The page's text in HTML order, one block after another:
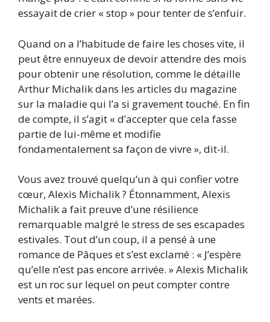
essayait de crier « stop » pour tenter de s’enfuir.
Quand on a l’habitude de faire les choses vite, il
peut être ennuyeux de devoir attendre des mois
pour obtenir une résolution, comme le détaille
Arthur Michalik dans les articles du magazine
sur la maladie qui l’a si gravement touché. En fin
de compte, il s’agit « d’accepter que cela fasse
partie de lui-même et modifie
fondamentalement sa façon de vivre », dit-il.
Vous avez trouvé quelqu’un à qui confier votre
cœur, Alexis Michalik ? Étonnamment, Alexis
Michalik a fait preuve d’une résilience
remarquable malgré le stress de ses escapades
estivales. Tout d’un coup, il a pensé à une
romance de Pâques et s’est exclamé : « J’espère
qu’elle n’est pas encore arrivée. » Alexis Michalik
est un roc sur lequel on peut compter contre
vents et marées.